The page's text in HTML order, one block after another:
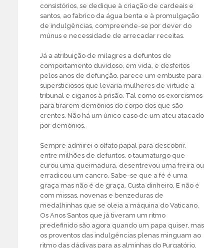
consistórios, se dedique à criação de cardeais e
santos, ao fabrico da água benta e à promulgação
de indulgências, compreende-se por dever do
múnus e necessidade de arrecadar receitas.
Já a atribuição de milagres a defuntos de
comportamento duvidoso, em vida, e desfeitos
pelos anos de defunção, parece um embuste para
supersticiosos que levaria mulheres de virtude a
tribunal e ciganos à prisão. Tal como os exorcismos
para tirarem demónios do corpo dos que são
crentes. Não há um único caso de um ateu atacado
por demónios.
Sempre admirei o olfato papal para descobrir,
entre milhões de defuntos, o taumaturgo que
curou uma queimadura, desentrevou uma freira ou
erradicou um cancro. Sabe-se que a fé é uma
graça mas não é de graça. Custa dinheiro. E não é
com missas, novenas e benzeduras de
medalhinhas que se oleia a máquina do Vaticano.
Os Anos Santos que já tiveram um ritmo
predefinido são agora quando um papa quiser, mas
os proventos das indulgências plenas minguam ao
ritmo das dádivas para as alminhas do Purgatório.